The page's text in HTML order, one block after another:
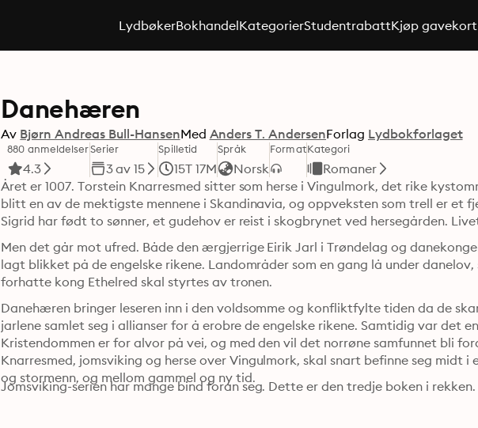
LydbøkerBokhandelKategorierStudentrabattKjøp gavekort
Danehæren
Av Bjørn Andreas Bull-HansenMed Anders T. AndersenForlag Lydbokforlaget
880 anmeldelser
4.3
Serier
3 av 15
Spilletid
15T 17M
Språk
Norsk
FormatKategori
Romaner
Året er 1007. Torstein Knarresmed sitter som herse i Vingulmork, det rike
blitt en av de mektigste mennene i Skandinavia, og oppveksten som trell er et
Sigrid har født to sønner, et gudehov er reist i skogbrynet ved hersegården.
Men det går mot ufred. Både den ærgjerrige Eirik Jarl i Trøndelag og
lagt blikket på de engelske rikene. Landområder som en gang lå under danelov,
forhatte kong Ethelred skal styrtes av tronen.
Danehæren bringer leseren inn i den voldsomme og konfliktfylte tiden da de
jarlene samlet seg i allianser for å erobre de engelske rikene. Samtidig var det
Kristendommen er for alvor på vei, og med den vil det norrøne samfunnet bli
Knarresmed, jomsviking og herse over Vingulmork, skal snart befinne seg midt
og stormenn, og mellom gammel og ny tid.
Jomsviking-serien har mange bind foran seg. Dette er den tredje boken i rekken.